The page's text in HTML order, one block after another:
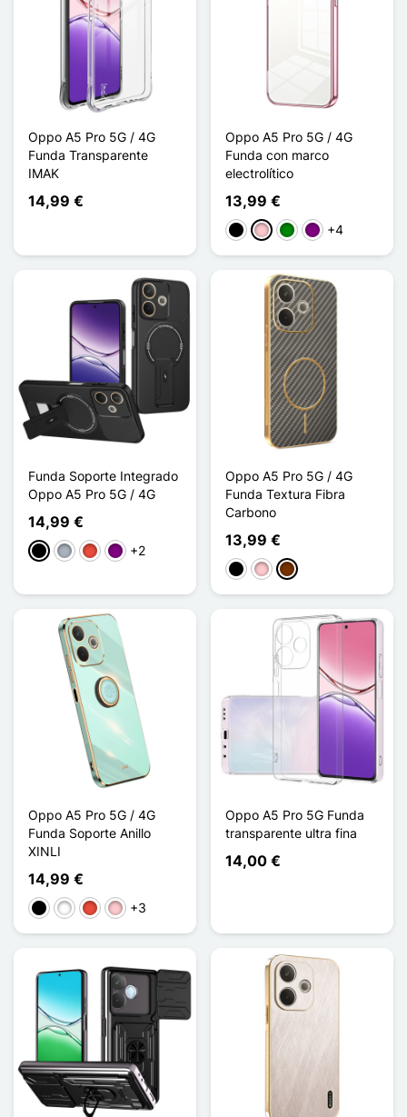
Oppo A5 Pro 5G / 4G
Funda Transparente
IMAK
14,99 €
Oppo A5 Pro 5G / 4G
Funda con marco
electrolítico
13,99 €
NegroRosaVerdePúrpura
+4
Funda Soporte Integrado
Oppo A5 Pro 5G / 4G
14,99 €
NegroGris RojoPúrpura
+2
Oppo A5 Pro 5G / 4G
Funda Textura Fibra
Carbono
13,99 €
NegroRosaCafé
Oppo A5 Pro 5G / 4G
Funda Soporte Anillo
XINLI
14,99 €
NegroBlancoRojoRosa+3
Oppo A5 Pro 5G Funda
transparente ultra fina
14,00 €